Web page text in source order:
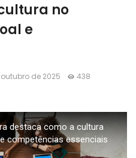
no
e
outubro de 2025
438
destaca como a cultura
competências essenciais